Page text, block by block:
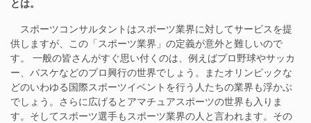
とは。
スポーツコンサルタントはスポーツ業界に対してサービスを提
供しますが、この「スポーツ業界」の定義が意外と難しいので
す。 一般の皆さんがすぐ思い付くのは、例えばプロ野球やサッカ
ー、バスケなどのプロ興行の世界でしょう。またオリンピックな
どのいわゆる国際スポーツイベントを行う人たちの業界も浮かぶ
でしょう。さらに広げるとアマチュアスポーツの世界も入りま
す。そしてスポーツ選手もスポーツ業界の人と言われます。その